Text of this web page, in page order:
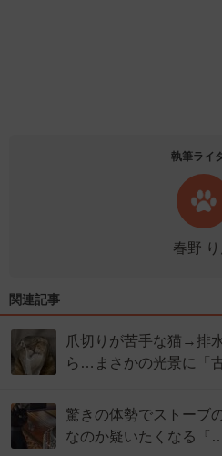
執筆ライ
春野
関連記事
爪切りが苦手な猫→排
ら…まさかの光景に「
驚きの体勢でストーブ
なのか疑いたくなる『